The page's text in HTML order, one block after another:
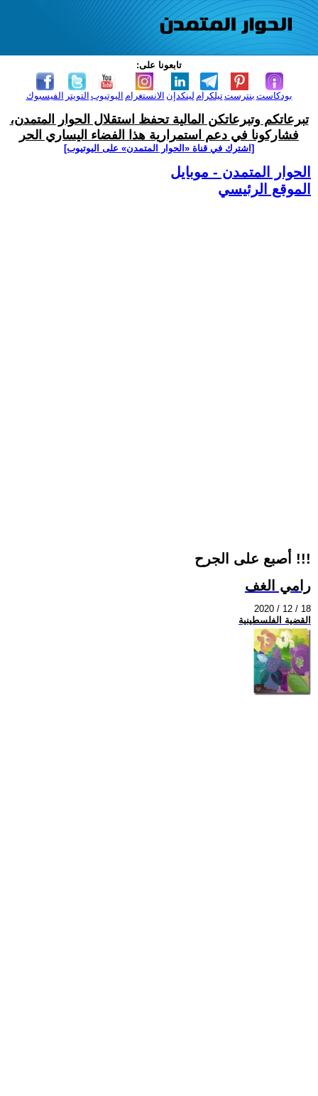
تابعونا على:
الفيسبوك التويتر اليوتيوب الانستغرام لينكدإن تيلكرامبنترست بودكاست
تبرعاتكم وتبرعاتكن المالية تحفظ استقلال الحوار المتمدن،
فشاركونا في دعم استمرارية هذا الفضاء اليساري الحر
[اشترك في قناة ‫«الحوار المتمدن» على اليوتيوب]
الحوار المتمدن - موبايل
الموقع الرئيسي
أصبع على الجرح !!!
رامي الغف
2020 / 12 / 18
القضية الفلسطينية